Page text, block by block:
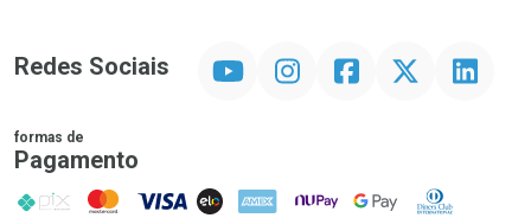
Redes Sociais InstagramFacebook Linkedin
formas de
Pagamento
PIX MasterCard
VISA ELO AMEX NuPay Google PayDiners Club